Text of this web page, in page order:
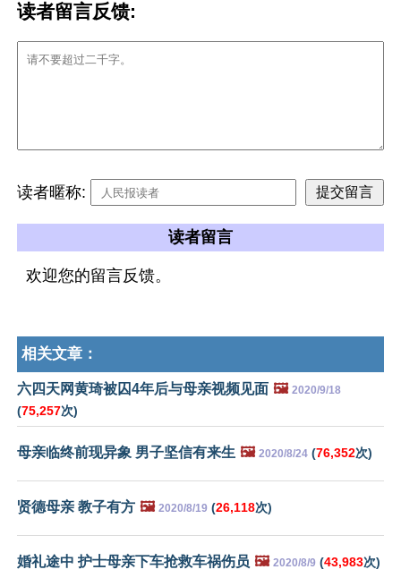
读者留言反馈:
读者暱称:
读者留言
欢迎您的留言反馈。
相关文章：
六四天网黄琦被囚4年后与母亲视频见面 🖼️ 2020/9/18
(75,257次)
母亲临终前现异象 男子坚信有来生 🖼️ 2020/8/24 (76,352次)
贤德母亲 教子有方 🖼️ 2020/8/19 (26,118次)
婚礼途中 护士母亲下车抢救车祸伤员 🖼️ 2020/8/9 (43,983次)